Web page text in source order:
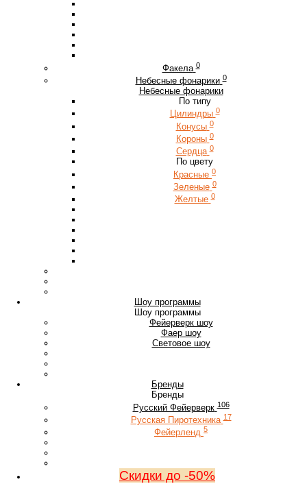
Факела 0
Небесные фонарики 0
Небесные фонарики
По типу
Цилиндры 0
Конусы 0
Короны 0
Сердца 0
По цвету
Красные 0
Зеленые 0
Желтые 0
Шоу программы
Шоу программы
Фейерверк шоу
Фаер шоу
Световое шоу
Бренды
Бренды
Русский Фейерверк 106
Русская Пиротехника 17
Фейерленд 5
Скидки до -50%